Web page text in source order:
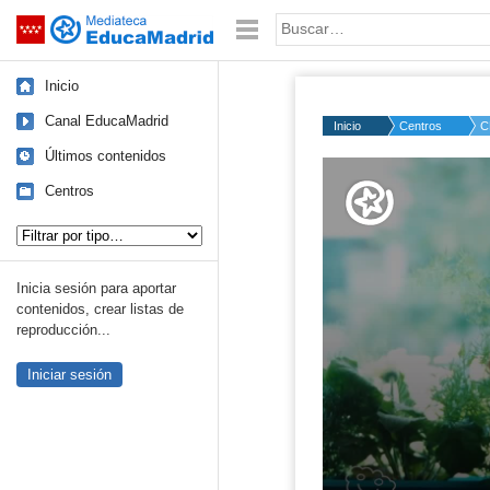
Saltar navegación Palabra o frase:
Inicio
Canal EducaMadrid
Últimos contenidos
Centros
Inicia sesión para aportar
contenidos, crear listas de
reproducción...
Iniciar sesión
Inicio Centros
50%